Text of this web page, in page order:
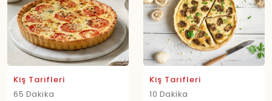
Kiş Tarifleri
65 Dakika
Kiş Tarifleri
10 Dakika